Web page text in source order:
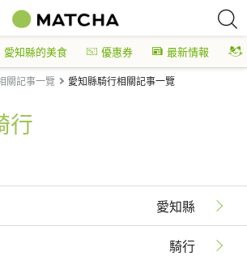
愛知縣的美食 優惠券 最新情報
關記事一覽 愛知縣騎行相關記事一覽
行
愛知縣
騎行